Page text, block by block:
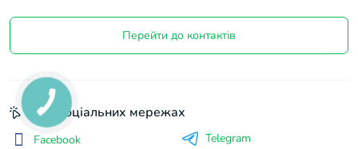
Перейти до контактів
Ми у соціальних мережах
Facebook
Telegram